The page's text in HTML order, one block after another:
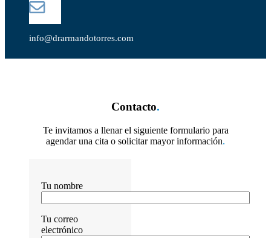
info@drarmandotorres.com
Contacto.
Te invitamos a llenar el siguiente formulario para
agendar una cita o solicitar mayor información.
Tu nombre
Tu correo
electrónico